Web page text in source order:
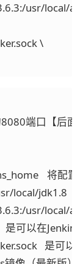
usr/local/
\
面的是容器目录）
面的是主机目录，后面的是容器目录）
和容器内的关联（配置Jenkins时使
下的docker